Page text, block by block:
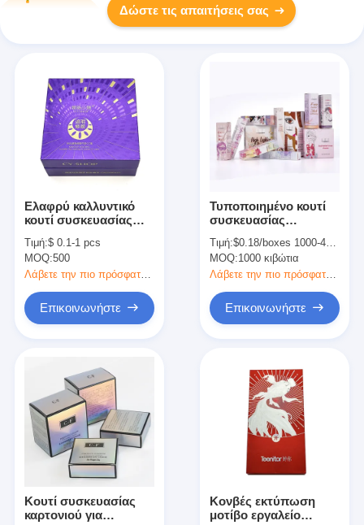
Δώστε τις απαιτήσεις σας
Ελαφρύ καλλυντικό
κουτί συσκευασίας
κουτί δώρο για
φροντίδα του
δέρματος κρέμα
προσώπου
Τιμή:$ 0.1-1 pcs
MOQ:500
Λάβετε την πιο πρόσφατη τιμή
Επικοινωνήστε
Τυποποιημένο κουτί
συσκευασίας
προσαρμοσμένο για
κραγιόν και φροντίδα
δέρματος
Τιμή:$0.18/boxes 1000-4999 boxes
MOQ:1000 κιβώτια
Επικοινωνήστε
Κουτί συσκευασίας
καρτονιού για
Κονβές εκτύπωση
μοτίβο εργαλείο